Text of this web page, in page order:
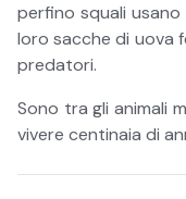
perfino squali
loro sacche di uova
predatori.
Sono tra gli animali
vivere centinaia di